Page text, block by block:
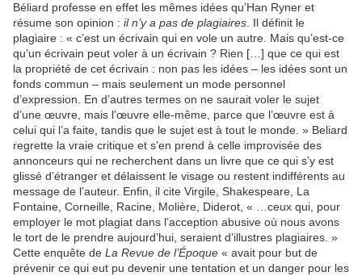
Béliard professe en effet les mêmes idées qu’Han Ryner et
résume son opinion : il n’y a pas de plagiaires . Il définit le
plagiaire : « c’est un écrivain qui en vole un autre. Mais qu’est-ce
qu’un écrivain peut voler à un écrivain ? Rien […] que ce qui est
la propriété de cet écrivain : non pas les idées – les idées sont un
fonds commun – mais seulement un mode personnel
d’expression. En d’autres termes on ne saurait voler le sujet
d’une œuvre, mais l’œuvre elle-même, parce que l’œuvre est à
celui qui l’a faite, tandis que le sujet est à tout le monde. » Beliard
regrette la vraie critique et s’en prend à celle improvisée des
annonceurs qui ne recherchent dans un livre que ce qui s’y est
glissé d’étranger et délaissent le visage ou restent indifférents au
message de l’auteur. Enfin, il cite Virgile, Shakespeare, La
Fontaine, Corneille, Racine, Molière, Diderot, « …ceux qui, pour
employer le mot plagiat dans l’acception abusive où nous avons
le tort de le prendre aujourd’hui, seraient d’illustres plagiaires. »
Cette enquête de La Revue de l’Époque « avait pour but de
prévenir ce qui eut pu devenir une tentation et un danger pour les